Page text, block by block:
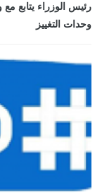
رئيس الوزراء يتابع
وحدات التغييز